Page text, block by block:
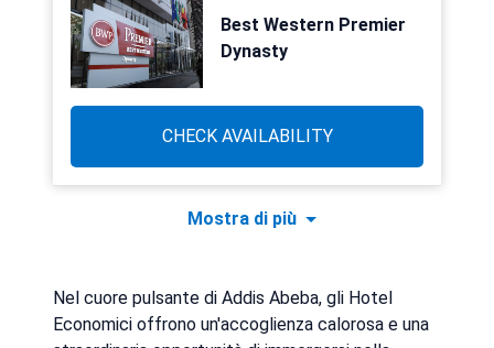
Best Western Premier
Dynasty
CHECK AVAILABILITY
Mostra di più
Nel cuore pulsante di Addis Abeba, gli Hotel
Economici offrono un'accoglienza calorosa e una